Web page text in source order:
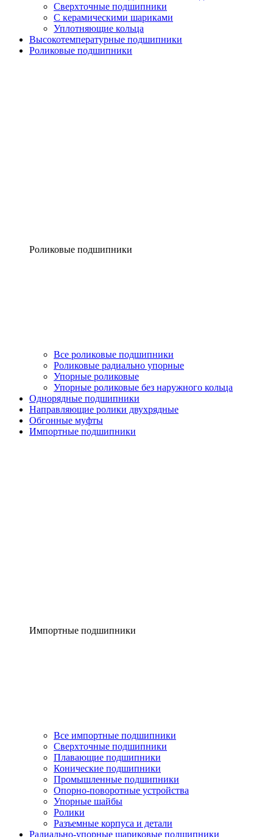
Сверхточные подшипники
С керамическими шариками
Уплотняющие кольца
Высокотемпературные подшипники
Роликовые подшипники
Роликовые подшипники
Все роликовые подшипники
Роликовые радиально упорные
Упорные роликовые
Упорные роликовые без наружного кольца
Однорядные подшипники
Направляющие ролики двухрядные
Обгонные муфты
Импортные подшипники
Импортные подшипники
Все импортные подшипники
Сверхточные подшипники
Плавающие подшипники
Конические подшипники
Промышленные подшипники
Опорно-поворотные устройства
Упорные шайбы
Ролики
Разъемные корпуса и детали
Радиально-упорные шариковые подшипники